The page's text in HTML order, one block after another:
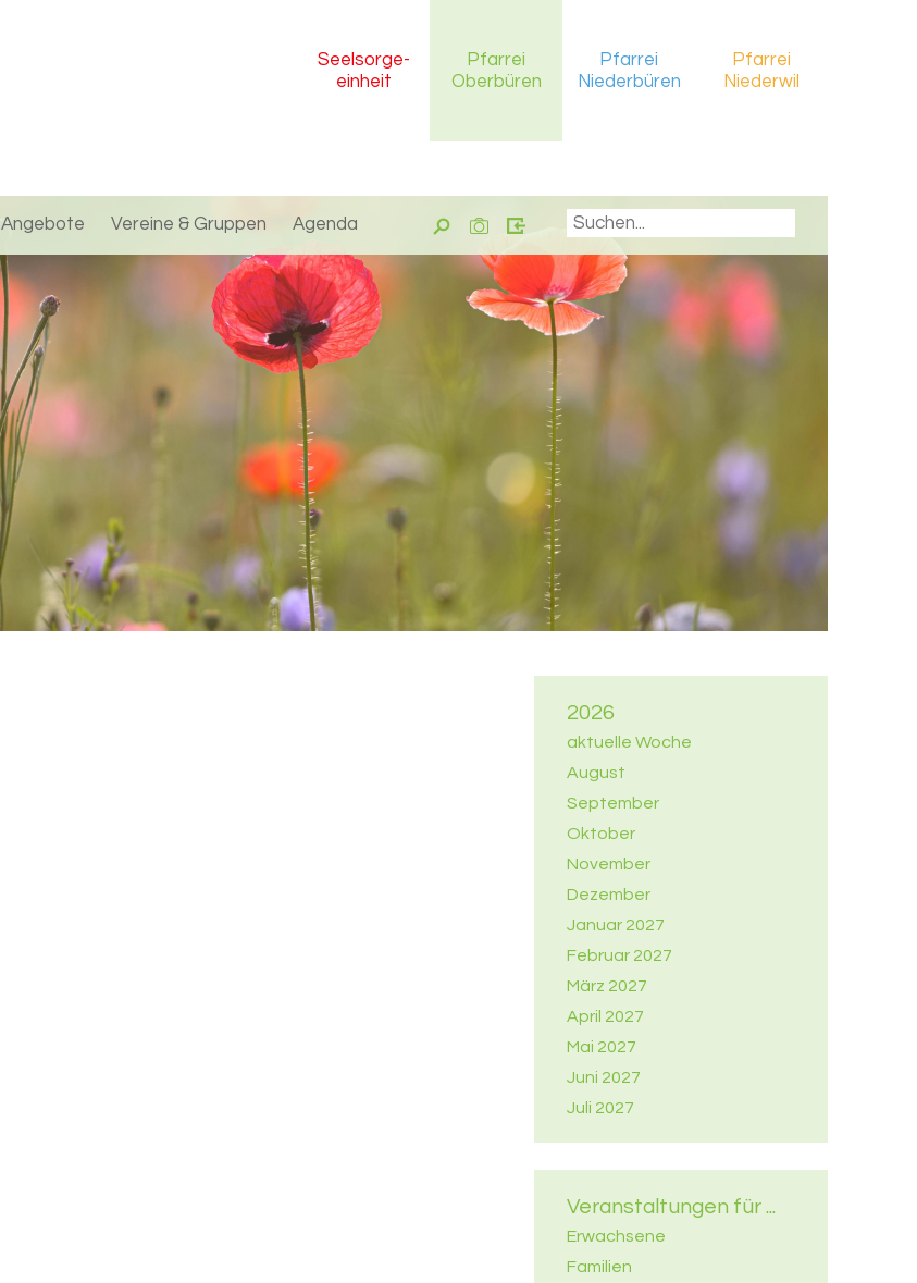
Seelsorge-
einheit
Pfarrei
Oberbüren
Pfarrei
Niederbüren
Pfarrei
Niederwil
Angebote Vereine & Gruppen Agenda
2026
aktuelle Woche
August
September
Oktober
November
Dezember
Januar 2027
Februar 2027
März 2027
April 2027
Mai 2027
Juni 2027
Juli 2027
Veranstaltungen für ...
Erwachsene
Familien